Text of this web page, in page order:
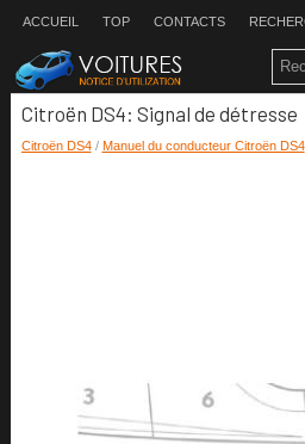
ACCUEIL TOP CONTACTS
Citroën DS4: Signal de détresse
Citroën DS4/ Manuel du conducteur Citroën DS4